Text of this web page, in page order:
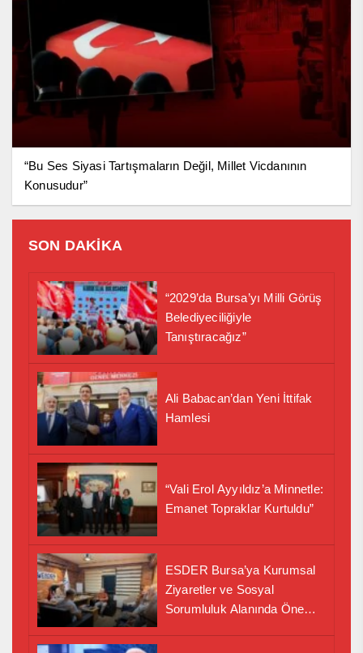
“Bu Ses Siyasi Tartışmaların Değil, Millet Vicdanının
Konusudur”
SON DAKİKA
“2029’da Bursa’yı Milli Görüş
Belediyeciliğiyle
Tanıştıracağız”
Ali Babacan’dan Yeni İttifak
Hamlesi
“Vali Erol Ayyıldız’a Minnetle:
Emanet Topraklar Kurtuldu”
ESDER Bursa’ya Kurumsal
Ziyaretler ve Sosyal
Sorumluluk Alanında Önemli